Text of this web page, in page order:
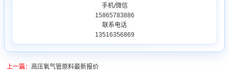
手机/微信
15865783886
联系电话
13516356869
上一篇： 高压氧气管原料最新报价